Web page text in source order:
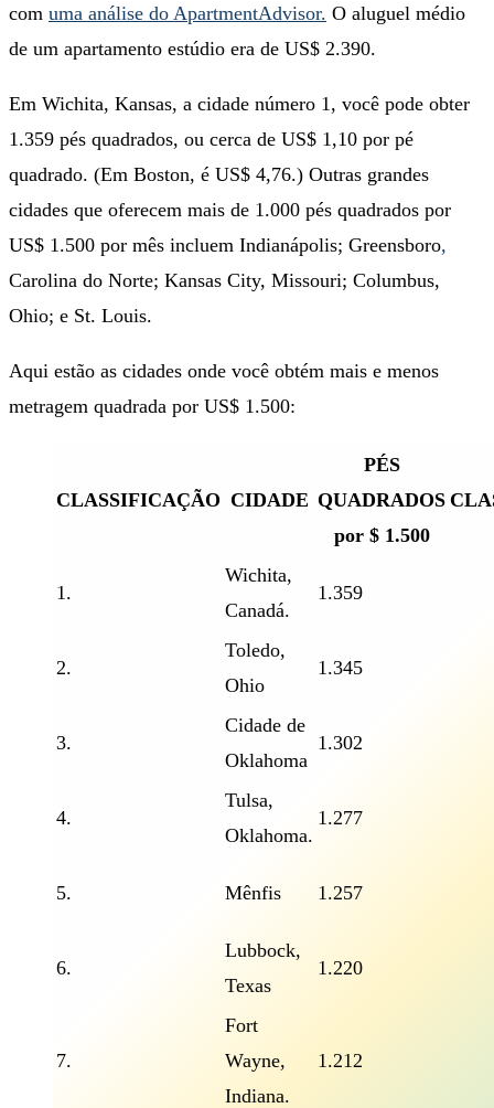
com uma análise do ApartmentAdvisor. O aluguel médio
de um apartamento estúdio era de US$ 2.390.
Em Wichita, Kansas, a cidade número 1, você pode obter
1.359 pés quadrados, ou cerca de US$ 1,10 por pé
quadrado. (Em Boston, é US$ 4,76.) Outras grandes
cidades que oferecem mais de 1.000 pés quadrados por
US$ 1.500 por mês incluem Indianápolis; Greensboro,
Carolina do Norte; Kansas City, Missouri; Columbus,
Ohio; e St. Louis.
Aqui estão as cidades onde você obtém mais e menos
metragem quadrada por US$ 1.500:
CLASSIFICAÇÃO CIDADE
PÉS
QUADRADOS
por $ 1.500
1.
Wichita,
Canadá.
1.359
2.
Toledo,
Ohio
1.345
3.
Cidade de
Oklahoma
1.302
4.
Tulsa,
Oklahoma.
1.277
5. Mênfis 1.257
6.
Lubbock,
Texas
1.220
7.
Fort
Wayne,
Indiana.
1.212